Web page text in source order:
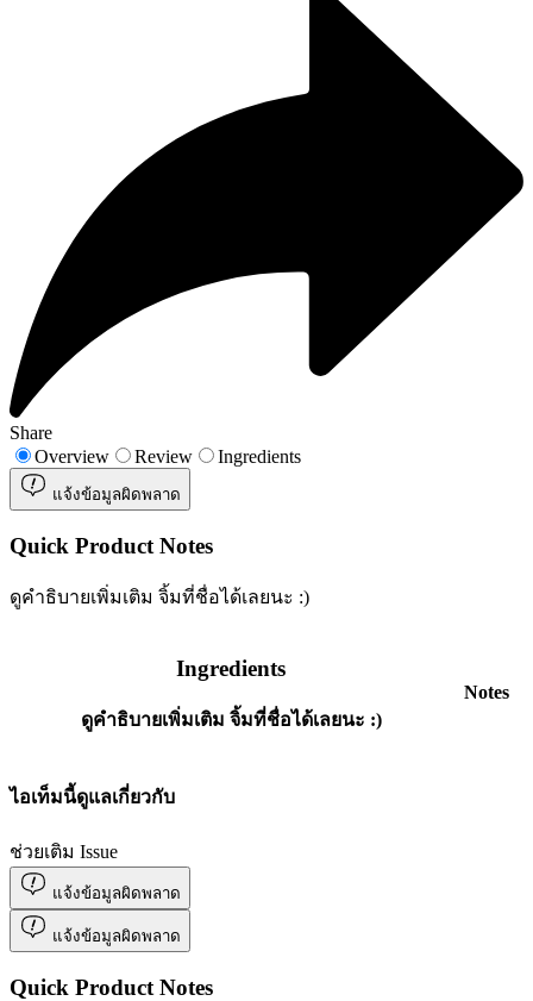
Share
Overview
Review Ingredients
แจ้งข้อมูลผิดพลาด
Quick Product Notes
ดูคำธิบายเพิ่มเติม จิ้มที่ชื่อได้เลยนะ :)
Ingredients
ดูคำธิบายเพิ่มเติม จิ้มที่ชื่อได้เลยนะ :)
Notes
ไอเท็มนี้ดูแลเกี่ยวกับ
ช่วยเติม Issue
แจ้งข้อมูลผิดพลาด
แจ้งข้อมูลผิดพลาด
Quick Product Notes